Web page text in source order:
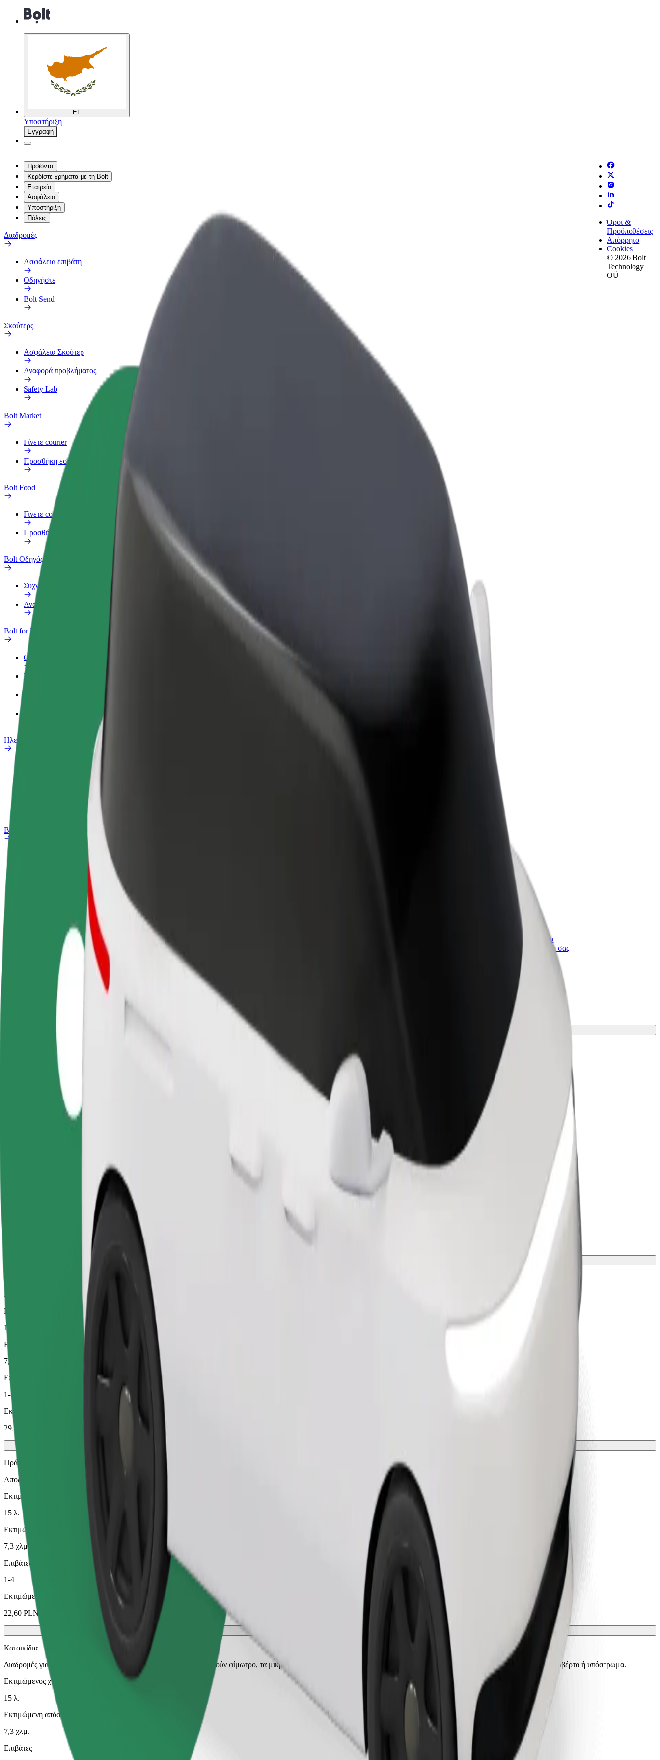
EL
Υποστήριξη
Εγγραφή
Προϊόντα
Κερδίστε χρήματα με τη Bolt
Εταιρεία
Ασφάλεια
Υποστήριξη
Πόλεις
Διαδρομές
Ασφάλεια επιβάτη
Οδηγήστε
Bolt Send
Σκούτερς
Ασφάλεια Σκούτερ
Αναφορά προβλήματος
Safety Lab
Bolt Market
Γίνετε courier
Προσθήκη εστιατορίου ή καταστήματος
Bolt Food
Γίνετε courier
Προσθήκη εστιατορίου ή καταστήματος
Bolt Οδηγός
Συχνές Ερωτήσεις
Αναφορά οχήματος
Bolt for Business
Οφέλη
Προφίλ Εργασίας
Bolt food για επιχειρήσεις
Ηλεκτρικά ποδήλατα
Αναφορά προβλήματος
Bolt Plus
Πώς να συμμετάσχετε
Κερδίστε χρήματα με τους
δικούς σας όρους
Γίνετε courier
Παραδώστε φαγητό και
πληρώνεστε εβδομαδιαία
Προϊόντα και υπηρεσίες Bolt που
κλιμακώνονται για την επιχείρησή σας
Όροι &
Προϋποθέσεις
Απόρρητο
Cookies
© 2026 Bolt
Technology
OÜ
Πώς να φτάσεις από Galeria Pestka σε Poznań Main Station
Ψάχνεις τον καλύτερο τρόπο να φτάσεις από Galeria Pestka σε Poznań Main Station; Εξερεύνησε τις υπηρεσίες μας και βρες την ιδανική για το ταξίδι σου.
Galeria Pestka
Poznań Main Station
Η άνεση και η ευκολία λίγα κλικ μακριά!
Αξιόπιστες διαδρομές με καθημερινά αυτοκίνητα μεσαίου μεγέθους.
Μεγαλύτερα αυτοκίνητα με περισσότερο χώρο για τα πόδια και αποθηκευτικό χώρο
Εκτιμώμενος χρόνος μετακίνησης
15 λ.
Εκτιμώμενη απόσταση
7,3 χλμ.
Επιβάτες
1-4
Εκτιμώμενη τιμή
29,30 PLN
Πράσινο
Αποδοτικές διαδρομές με υβριδικά και ηλεκτρικά οχήματα
Εκτιμώμενος χρόνος μετακίνησης
15 λ.
Εκτιμώμενη απόσταση
7,3 χλμ.
Επιβάτες
1-4
Εκτιμώμενη τιμή
22,60 PLN
Κατοικίδια
Διαδρομές για εσάς και το κατοικίδιό σας. Οι σκύλοι πρέπει να φορούν φίμωτρο, τα μικρά ζώα χρειάζονται κλουβί μεταφοράς και τα καθίσματα πρέπει να προστατεύονται με κουβέρτα ή υπόστρωμα.
Εκτιμώμενος χρόνος μετακίνησης
15 λ.
Εκτιμώμενη απόσταση
7,3 χλμ.
Επιβάτες